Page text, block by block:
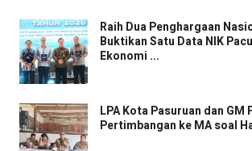
Raih Dua Penghargaan
Buktikan Satu Data NIK
Ekonomi ...
LPA Kota Pasuruan dan GM
Pertimbangan ke MA soal